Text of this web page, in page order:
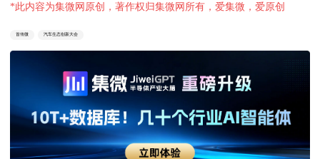
*此内容为集微网原创，著作权归集微网所有，爱集微，爱原创
首传微 汽车生态创新大会